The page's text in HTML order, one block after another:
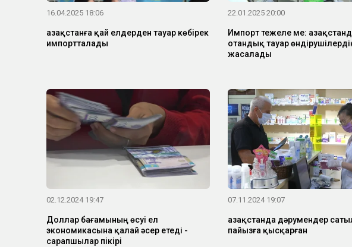
16.04.2025 18:06
Қазақстанға қай елдерден тауар көбірек
импортталады
22.01.2025 20:00
Импорт тежеле ме:
отандық тауар өндірушілердің
жасалады
02.12.2024 19:47
Доллар бағамының өсуі ел
экономикасына қалай әсер етеді -
сарапшылар пікірі
07.11.2024 19:07
Қазақстанда дәрумендер
пайызға қысқарған